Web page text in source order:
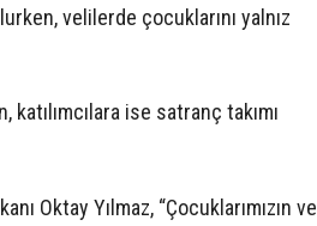
velilerde çocuklarını yalnız
ise satranç takımı
Oktay Yılmaz, “Çocuklarımızın ve